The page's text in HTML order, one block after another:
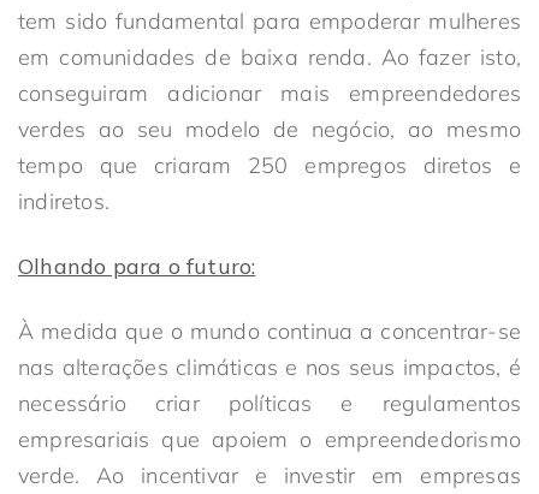
tem sido fundamental para empoderar mulheres
em comunidades de baixa renda. Ao fazer isto,
conseguiram adicionar mais empreendedores
verdes ao seu modelo de negócio, ao mesmo
tempo que criaram 250 empregos diretos e
indiretos.
Olhando para o futuro:
À medida que o mundo continua a concentrar-se
nas alterações climáticas e nos seus impactos, é
necessário criar políticas e regulamentos
empresariais que apoiem o empreendedorismo
verde. Ao incentivar e investir em empresas